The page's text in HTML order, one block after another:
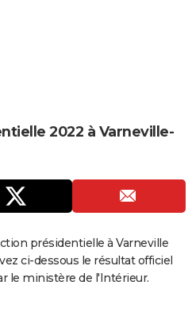
2022 à Varneville-
présidentielle à Varneville
ci-dessous le résultat officiel
le ministère de l'Intérieur.